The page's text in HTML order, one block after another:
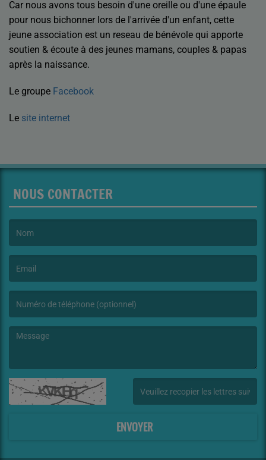
Car nous avons tous besoin d'une oreille ou d'une épaule
pour nous bichonner lors de l'arrivée d'un enfant, cette
jeune association est un reseau de bénévole qui apporte
soutien & écoute à des jeunes mamans, couples & papas
après la naissance.
Le groupe Facebook
Le site internet
NOUS CONTACTER
ENVOYER